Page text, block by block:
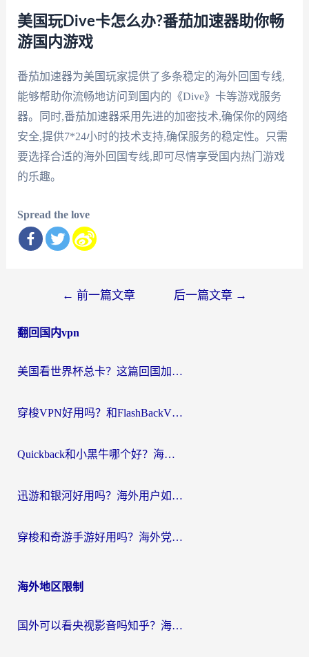
美国玩Dive卡怎么办?番茄加速器助你畅
游国内游戏
番茄加速器为美国玩家提供了多条稳定的海外回国专线,
能够帮助你流畅地访问到国内的《Dive》卡等游戏服务
器。同时,番茄加速器采用先进的加密技术,确保你的网络
安全,提供7*24小时的技术支持,确保服务的稳定性。只需
要选择合适的海外回国专线,即可尽情享受国内热门游戏
的乐趣。
Spread the love
导
← 前一篇文章 后一篇文章 →
翻回国内vpn
美国看世界杯总卡？这篇回国加速器指南帮你无缝刷国内资源（附苹果手机VPN设置步骤）
穿梭VPN好用吗？和FlashBackVPN对比哪个回国效果更好？
Quickback和小黑牛哪个好？海外党亲测指南，选对回国加速器秒回国内
迅游和银河好用吗？海外用户如何选择回国加速器实现无缝访问国内资源
穿梭和奇游手游好用吗？海外党亲测3款回国加速器，附蜜蜂加速器七天试用攻略
海外地区限制
国外可以看央视影音吗知乎？海外党亲测有效的回国加速方案